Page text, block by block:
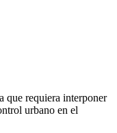
que requiera interponer
urbano en el